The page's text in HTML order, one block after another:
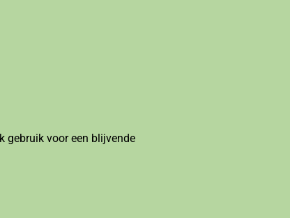
gebruik voor een blijvende